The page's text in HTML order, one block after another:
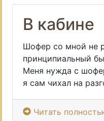
В кабине
Шофер со мной не
принципиальный
Меня нужда с
я сам чихал на
Читать